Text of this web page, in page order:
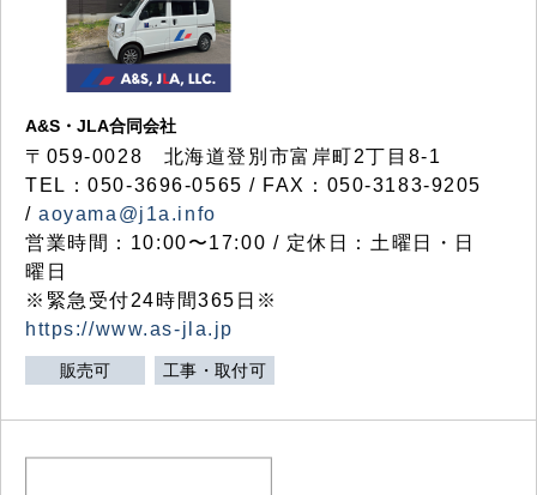
A&S・JLA合同会社
〒 059-0028 北海道登別市富岸町2丁目 8-1
TEL：050-3696-0565 / FAX：050-3183-9205
/aoyama@j1a.info
営業時間：10:00〜17:00 / 定休日：土曜日・日
曜日
※緊急受付24時間365日※
https://www.as-jla.jp
販売可 工事・取付可